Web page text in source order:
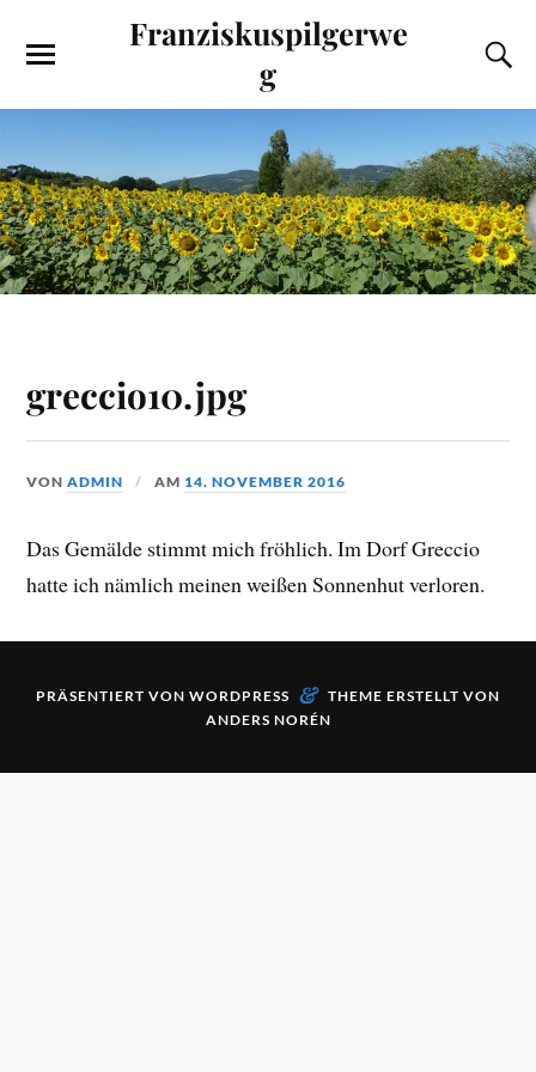
Franziskuspilgerwe
g
greccio10.jpg
VONADMIN AM 14. NOVEMBER 2016
Das Gemälde stimmt mich fröhlich. Im Dorf Greccio
hatte ich nämlich meinen weißen Sonnenhut verloren.
PRÄSENTIERT VON WORDPRESS & THEME ERSTELLT VON
ANDERS NORÉN